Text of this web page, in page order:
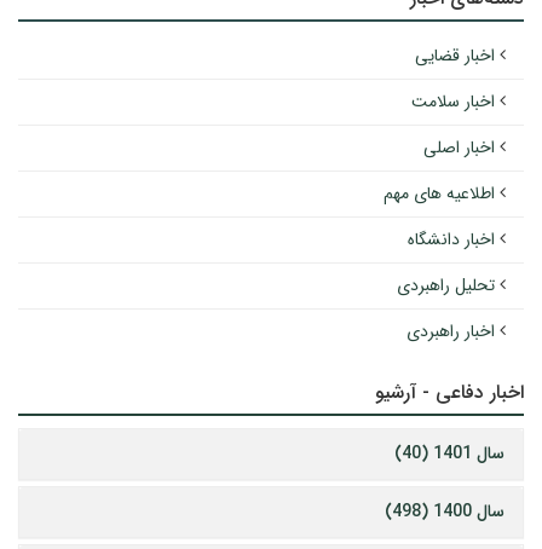
اخبار قضایی
اخبار سلامت
اخبار اصلی
اطلاعیه های مهم
اخبار دانشگاه
تحلیل راهبردی
اخبار راهبردی
اخبار دفاعی - آرشیو
سال 1401 (40)
سال 1400 (498)